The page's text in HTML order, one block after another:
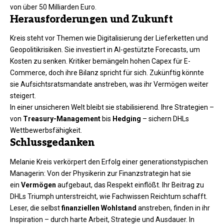
von über 50 Milliarden Euro.​
Herausforderungen und Zukunft
Kreis steht vor Themen wie Digitalisierung der Lieferketten und
Geopolitikrisiken. Sie investiert in AI-gestützte Forecasts, um
Kosten zu senken. Kritiker bemängeln hohen Capex für E-
Commerce, doch ihre Bilanz spricht für sich. Zukünftig könnte
sie Aufsichtsratsmandate anstreben, was ihr Vermögen weiter
steigert.​
In einer unsicheren Welt bleibt sie stabilisierend. Ihre Strategien –
von Treasury-Management bis Hedging – sichern DHLs
Wettbewerbsfähigkeit.
Schlussgedanken
Melanie Kreis verkörpert den Erfolg einer generationstypischen
Managerin: Von der Physikerin zur Finanzstrategin hat sie
ein Vermögen aufgebaut, das Respekt einflößt. Ihr Beitrag zu
DHLs Triumph unterstreicht, wie Fachwissen Reichtum schafft.
Leser, die selbstfinanziellen Wohlstand anstreben, finden in ihr
Inspiration – durch harte Arbeit, Strategie und Ausdauer. In